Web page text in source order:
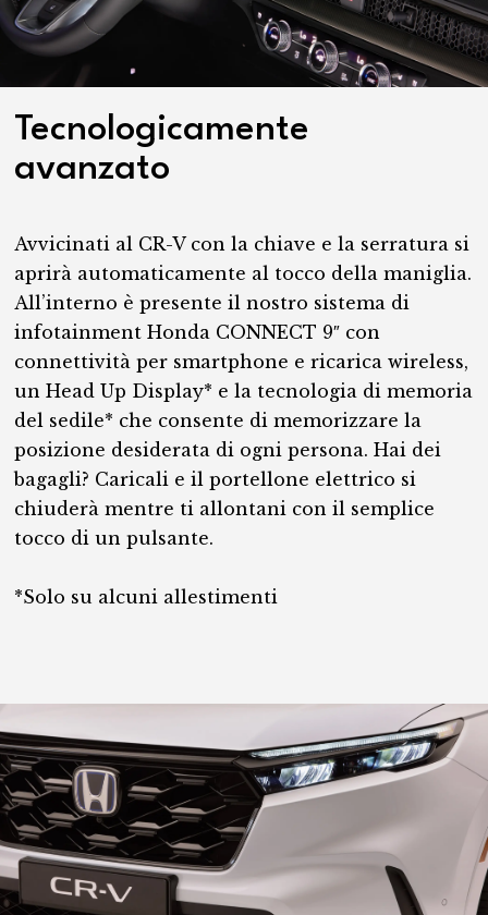
Tecnologicamente
avanzato
Avvicinati al CR-V con la chiave e la serratura si
aprirà automaticamente al tocco della maniglia.
All’interno è presente il nostro sistema di
infotainment Honda CONNECT 9″ con
connettività per smartphone e ricarica wireless,
un Head Up Display* e la tecnologia di memoria
del sedile* che consente di memorizzare la
posizione desiderata di ogni persona. Hai dei
bagagli? Caricali e il portellone elettrico si
chiuderà mentre ti allontani con il semplice
tocco di un pulsante.
*Solo su alcuni allestimenti